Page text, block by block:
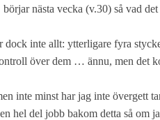
börjar nästa vecka (v.30) så vad
dock inte allt: ytterligare fyra
över dem … ännu, men det
inte minst har jag inte övergett
hel del jobb bakom detta så om